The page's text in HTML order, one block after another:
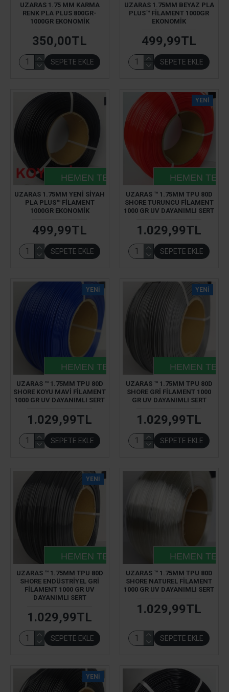
UZARAS 1.75 MM KARMA
RENK PLA PLUS 800GR-
1000GR EKONOMIK
350,00TL
SEPETE EKLE
UZARAS 1.75MM BEYAZ PLA
PLUS™ FILAMENT 1000GR
EKONOMIK
499,99TL
SEPETE EKLE
HEMEN TESLIM
UZARAS 1.75MM YENI SIYAH
PLA PLUS™ FILAMENT
1000GR EKONOMIK
499,99TL
SEPETE EKLE
YENI
HEMEN
UZARAS ™ 1.75MM TPU 80D
SHORE TURUNCU FILAMENT
1000 GR UV DAYANIMLI SERT
1.029,99TL
SEPETE EKLE
YENI
HEMEN TESLIM
UZARAS ™ 1.75MM TPU 80D
SHORE KOYU MAVI FILAMENT
1000 GR UV DAYANIMLI SERT
1.029,99TL
SEPETE EKLE
YENI
HEMEN
UZARAS ™ 1.75MM TPU 80D
SHORE GRI FILAMENT 1000
GR UV DAYANIMLI SERT
1.029,99TL
SEPETE EKLE
YENI
HEMEN TESLIM
UZARAS ™ 1.75MM TPU 80D
SHORE ENDÜSTRIYEL GRI
FILAMENT 1000 GR UV
DAYANIMLI SERT
1.029,99TL
SEPETE EKLE
HEMEN
UZARAS ™ 1.75MM TPU 80D
SHORE NATUREL FILAMENT
1000 GR UV DAYANIMLI SERT
1.029,99TL
SEPETE EKLE
YENI